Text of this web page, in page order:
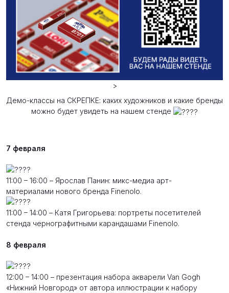
>
Демо-классы на СКРЕПКЕ: каких художников и какие бренды
можно будет увидеть на нашем стенде
7 февраля
11:00 – 16:00 – Ярослав Панин: микс-медиа арт-
материалами нового бренда Finenolo.
11:00 – 14:00 – Катя Григорьева: портреты посетителей
стенда чернографитными карандашами Finenolo.
8 февраля
12:00 – 14:00 – презентация набора акварели Van Gogh
«Нижний Новгород» от автора иллюстрации к набору